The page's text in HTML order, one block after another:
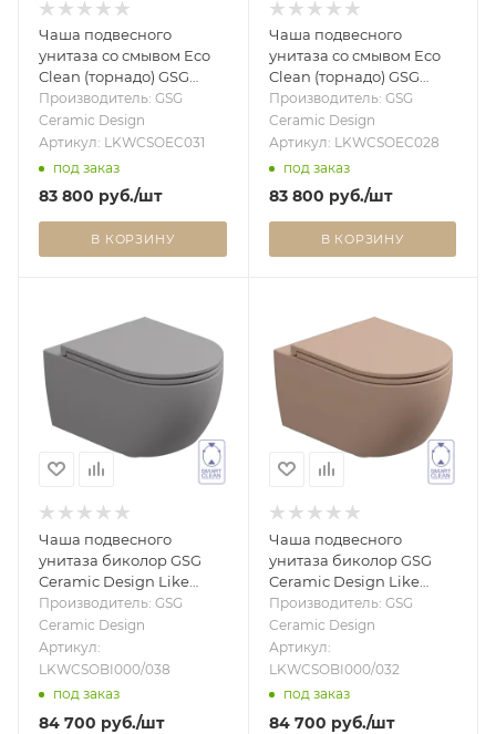
Чаша подвесного
унитаза со смывом Eco
Clean (торнадо) GSG
Ceramic Design Like
LKWCSOEC031, Salvia
Matt LKWCSOEC031
Производитель: GSG
Ceramic Design
Артикул: LKWCSOEC031
под заказ
83 800 руб./шт
В КОРЗИНУ
Чаша подвесного
унитаза со смывом Eco
Clean (торнадо) GSG
Ceramic Design Like
LKWCSOEC028, Ebano
Matt LKWCSOEC028
Производитель: GSG
Ceramic Design
Артикул: LKWCSOEC028
под заказ
83 800 руб./шт
В КОРЗИНУ
Чаша подвесного
унитаза биколор GSG
Ceramic Design Like
LKWCSOBI000/038,
Fumo Matt
LKWCSOBI000/038
Производитель: GSG
Ceramic Design
Артикул:
LKWCSOBI000/038
под заказ
84 700 руб./шт
Чаша подвесного
унитаза биколор GSG
Ceramic Design Like
LKWCSOBI000/032,
White/Cipria Matt
LKWCSOBI000/032
Производитель: GSG
Ceramic Design
Артикул:
LKWCSOBI000/032
под заказ
84 700 руб./шт